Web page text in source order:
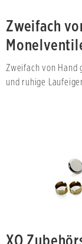
Zweifach
Zweifach von Hand
und ruhige